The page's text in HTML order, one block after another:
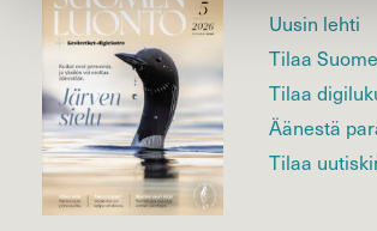
Uusin lehti
Tilaa
Tilaa
Äänestä
Tilaa